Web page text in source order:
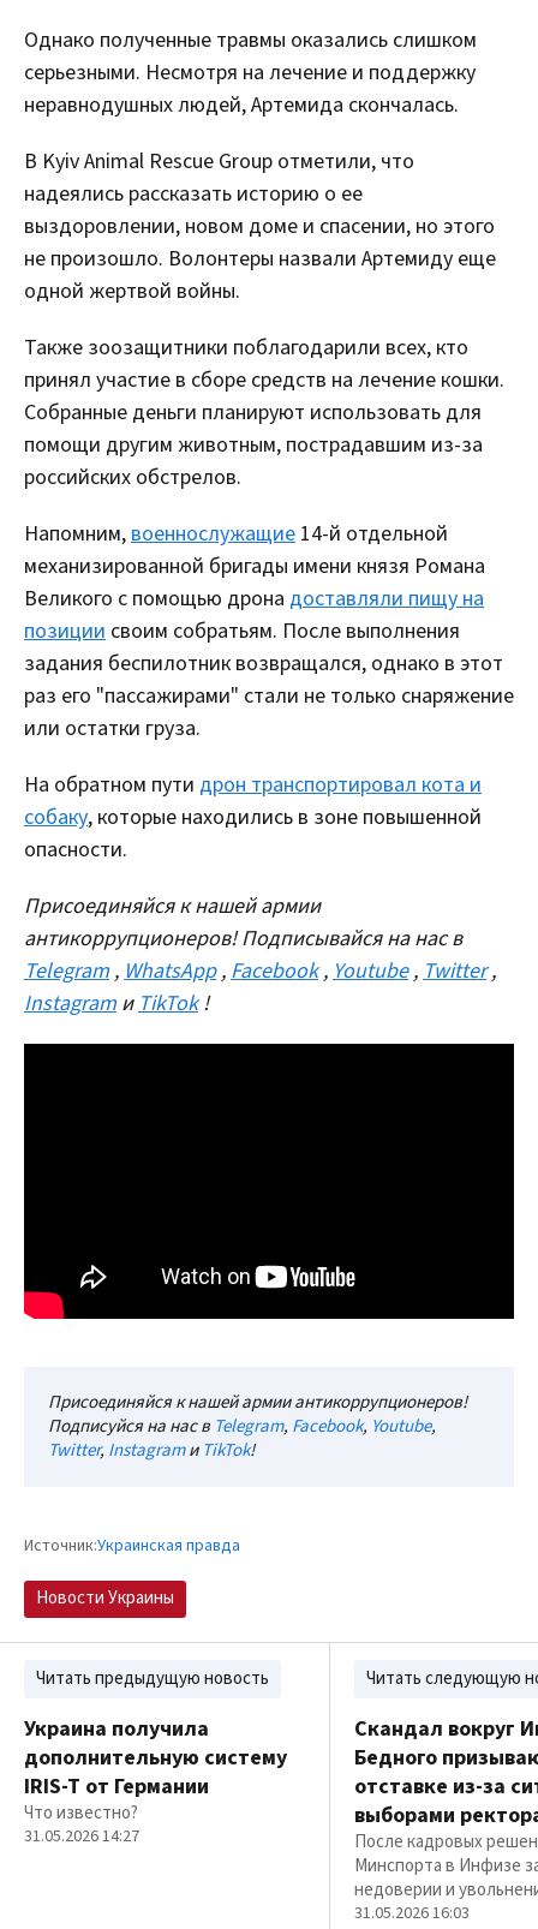
Однако полученные травмы оказались слишком
серьезными. Несмотря на лечение и поддержку
неравнодушных людей, Артемида скончалась.
В Kyiv Animal Rescue Group отметили, что
надеялись рассказать историю о ее
выздоровлении, новом доме и спасении, но этого
не произошло. Волонтеры назвали Артемиду еще
одной жертвой войны.
Также зоозащитники поблагодарили всех, кто
принял участие в сборе средств на лечение кошки.
Собранные деньги планируют использовать для
помощи другим животным, пострадавшим из-за
российских обстрелов.
Напомним, военнослужащие 14-й отдельной
механизированной бригады имени князя Романа
Великого с помощью дрона доставляли пищу на
позиции своим собратьям. После выполнения
задания беспилотник возвращался, однако в этот
раз его "пассажирами" стали не только снаряжение
или остатки груза.
На обратном пути дрон транспортировал кота и
собаку, которые находились в зоне повышенной
опасности.
Присоединяйся к нашей армии
антикоррупционеров! Подписывайся на нас в
Telegram , WhatsApp , Facebook , Youtube , Twitter ,
Instagram и TikTok !
Присоединяйся к нашей армии антикоррупционеров!
Подписуйся на нас в Telegram, Facebook, Youtube,
Twitter, InstagramиTikTok!
Источник:Украинская правда
Новости Украины
Читать предыдущую новость
Украина получила
дополнительную систему
IRIS-T от Германии
Что известно?
31.05.2026 14:27
Читать следующую
Скандал вокруг
Бедного
отставке из-за
выборами
После кадровых
Минспорта в Инфизе
недоверии и
31.05.2026 16:03